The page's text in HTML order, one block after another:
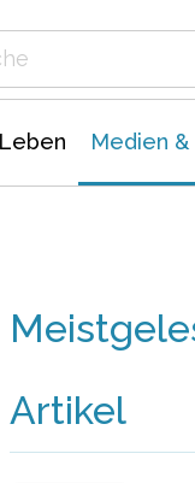
Medien
Artikel